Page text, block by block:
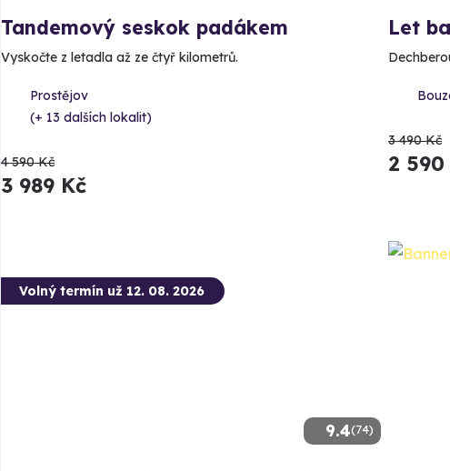
Tandemový seskok padákem
Vyskočte z letadla až ze čtyř kilometrů.
Prostějov
(+ 13 dalších lokalit)
4 590 Kč
3 989 Kč
Let
3 490 Kč
2 590
9.4(74)
Volný termín už 12. 08. 2026